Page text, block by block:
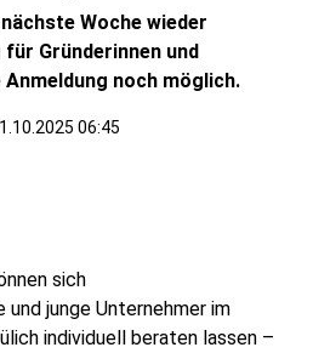
Woche wieder
Gründerinnen und
noch möglich.
06:45
sich
und junge Unternehmer im
individuell beraten lassen –